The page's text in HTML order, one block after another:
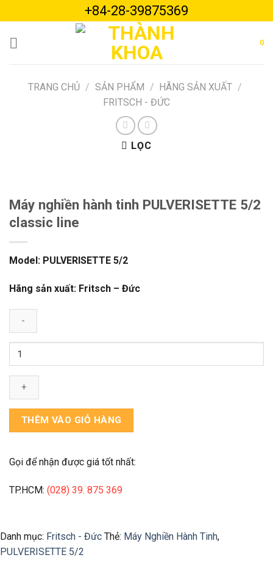
to
content
+84-28-39875369
0
TRANG CHỦ / SẢN PHẨM / HÃNG SẢN XUẤT /
FRITSCH - ĐỨC
LỌC
Máy nghiền hành tinh PULVERISETTE 5/2
classic line
Model: PULVERISETTE 5/2
Hãng sản xuất: Fritsch – Đức
Máy
nghiền
hành
tinh
5/2
classic
số
THÊM VÀO GIỎ HÀNG
Gọi để nhận được giá tốt nhất:
TP.HCM: (028) 39. 875 369
Danh mục: Fritsch - Đức Thẻ: Máy Nghiền Hành Tinh,
PULVERISETTE 5/2